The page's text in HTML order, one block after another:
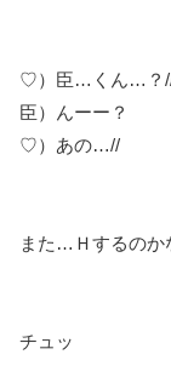
♡）臣…くん…？
臣）んーー？
♡）あの…//
また…Ｈするのか
チュッ